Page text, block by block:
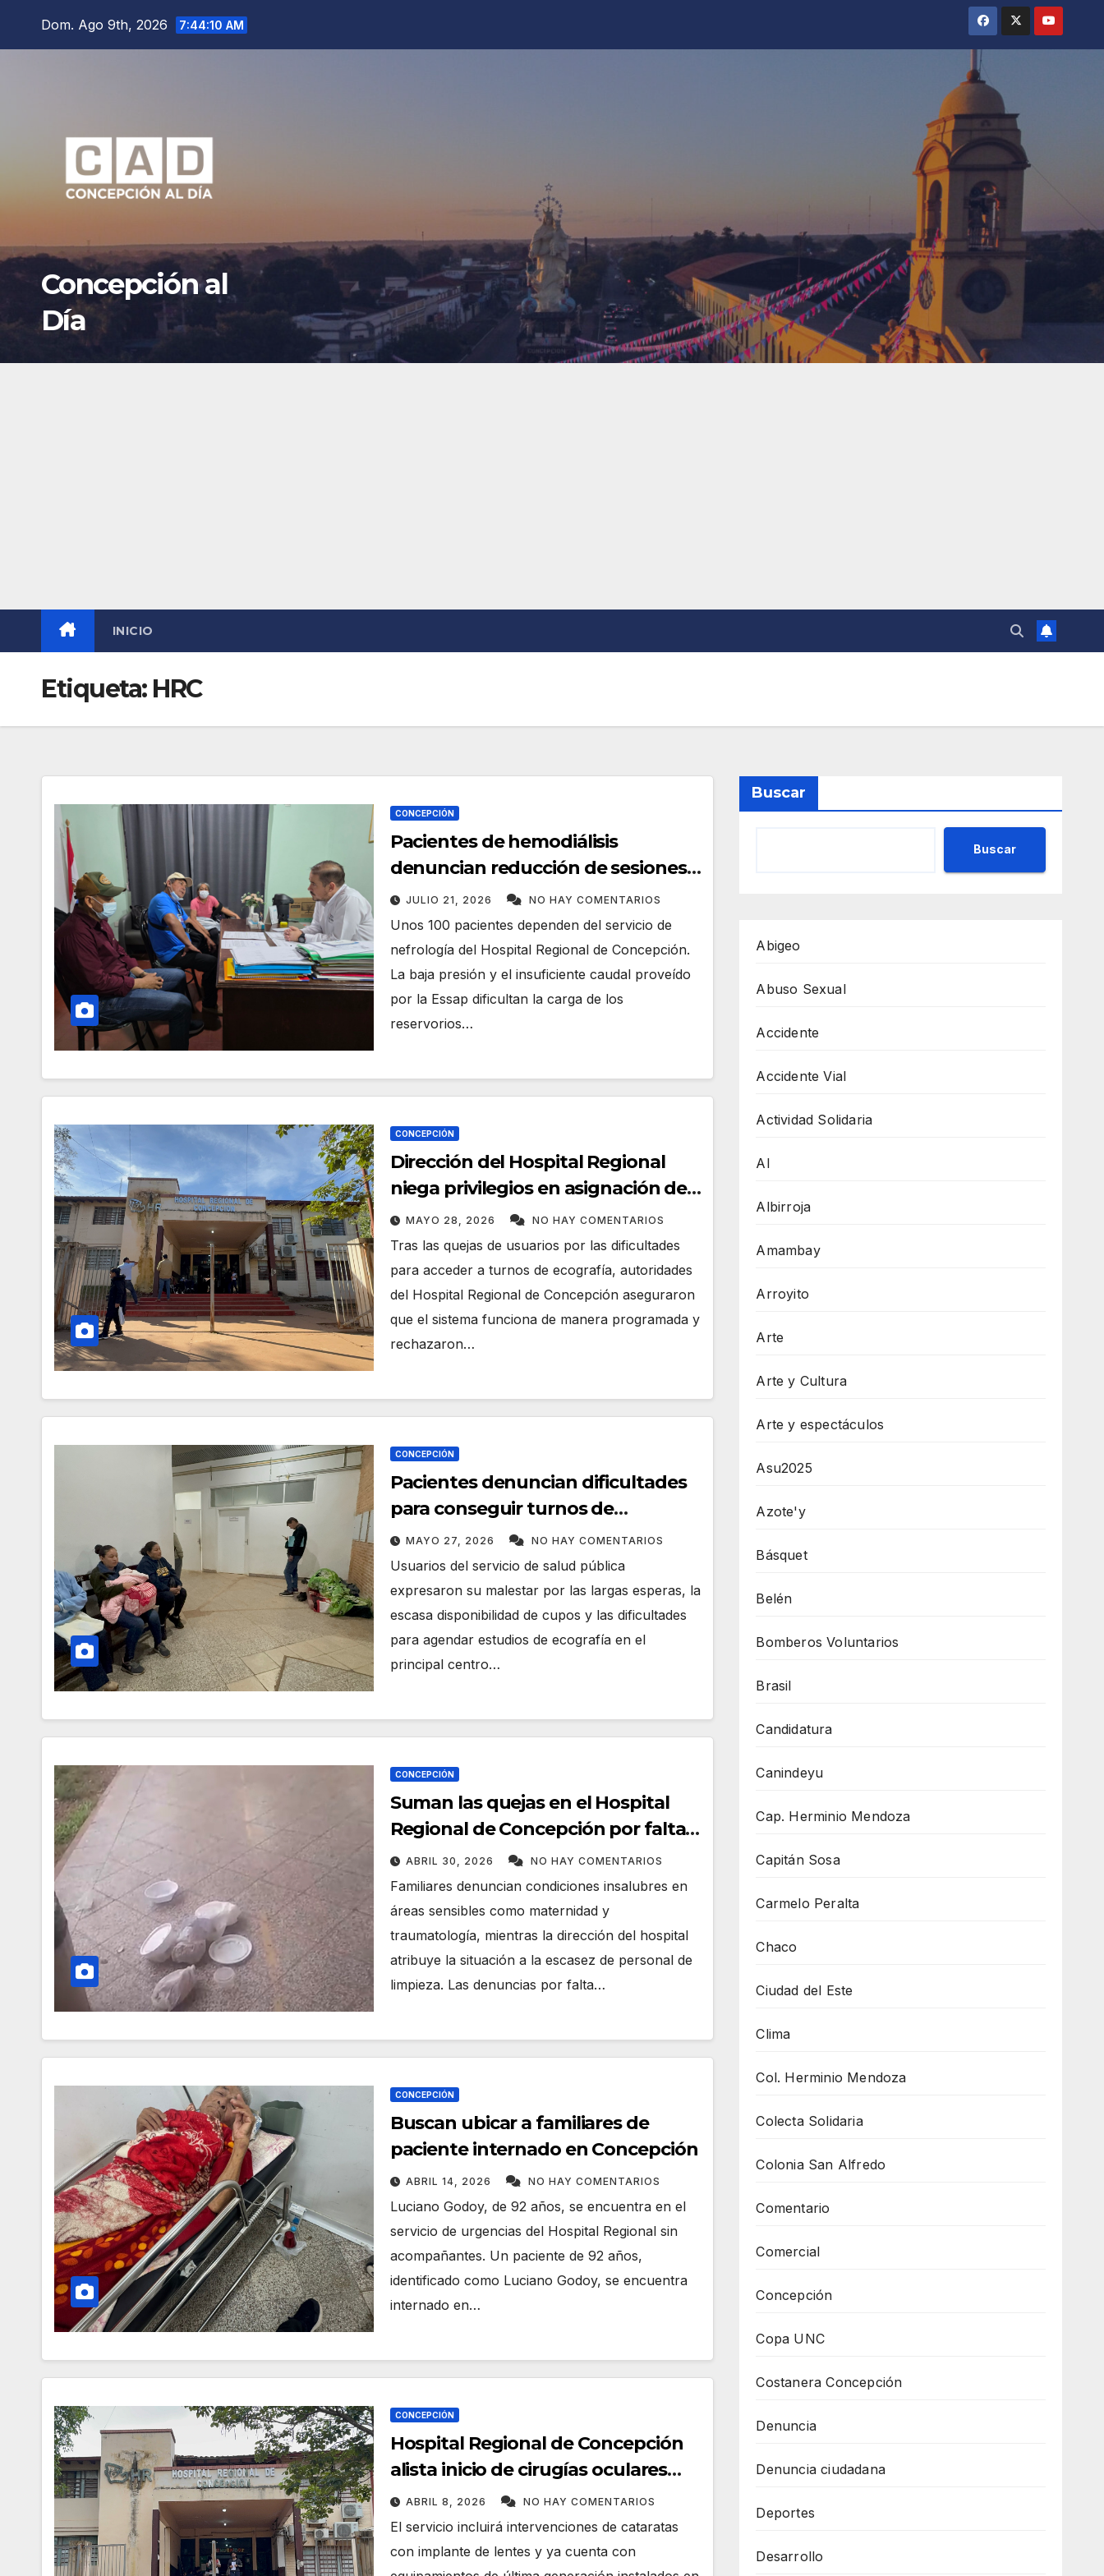
Dom. Ago 9th, 2026 7:44:12 AM
Concepción al
Día
INICIO
Etiqueta: HRC
CONCEPCIÓN
Pacientes de hemodiálisis
denuncian reducción de sesiones
por falta de agua en el Hospital
Regional
JULIO 21, 2026 NO HAY COMENTARIOS
Unos 100 pacientes dependen del servicio de
nefrología del Hospital Regional de Concepción.
La baja presión y el insuficiente caudal proveído
por la Essap dificultan la carga de los
reservorios…
CONCEPCIÓN
Dirección del Hospital Regional
niega privilegios en asignación de
turnos
MAYO 28, 2026 NO HAY COMENTARIOS
Tras las quejas de usuarios por las dificultades
para acceder a turnos de ecografía, autoridades
del Hospital Regional de Concepción aseguraron
que el sistema funciona de manera programada y
rechazaron…
CONCEPCIÓN
Pacientes denuncian dificultades
para conseguir turnos de
ecografía en el Hospital Regional
de Concepción
MAYO 27, 2026 NO HAY COMENTARIOS
Usuarios del servicio de salud pública
expresaron su malestar por las largas esperas, la
escasa disponibilidad de cupos y las dificultades
para agendar estudios de ecografía en el
principal centro…
CONCEPCIÓN
Suman las quejas en el Hospital
Regional de Concepción por falta
de limpieza, moscas y problemas
con el agua
ABRIL 30, 2026 NO HAY COMENTARIOS
Familiares denuncian condiciones insalubres en
áreas sensibles como maternidad y
traumatología, mientras la dirección del hospital
atribuye la situación a la escasez de personal de
limpieza. Las denuncias por falta…
CONCEPCIÓN
Buscan ubicar a familiares de
paciente internado en Concepción
ABRIL 14, 2026 NO HAY COMENTARIOS
Luciano Godoy, de 92 años, se encuentra en el
servicio de urgencias del Hospital Regional sin
acompañantes. Un paciente de 92 años,
identificado como Luciano Godoy, se encuentra
internado en…
CONCEPCIÓN
Hospital Regional de Concepción
alista inicio de cirugías oculares
gratuitas
ABRIL 8, 2026 NO HAY COMENTARIOS
El servicio incluirá intervenciones de cataratas
con implante de lentes y ya cuenta con
Buscar
Buscar
Abigeo
Abuso Sexual
Accidente
Accidente Vial
Actividad Solidaria
AI
Albirroja
Amambay
Arroyito
Arte
Arte y Cultura
Arte y espectáculos
Asu2025
Azote'y
Básquet
Belén
Bomberos Voluntarios
Brasil
Candidatura
Canindeyu
Cap. Herminio Mendoza
Capitán Sosa
Carmelo Peralta
Chaco
Ciudad del Este
Clima
Col. Herminio Mendoza
Colecta Solidaria
Colonia San Alfredo
Comentario
Comercial
Concepción
Copa UNC
Costanera Concepción
Denuncia
Denuncia ciudadana
Deportes
Desarrollo